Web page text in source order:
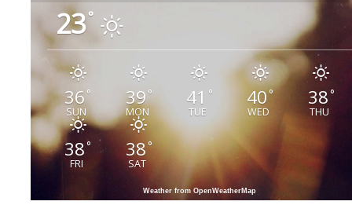
23°
36°
SUN
39°
MON
41 °
TUE
40°
WED
38°
THU
38°
FRI
38°
SAT
Weather from OpenWeatherMap